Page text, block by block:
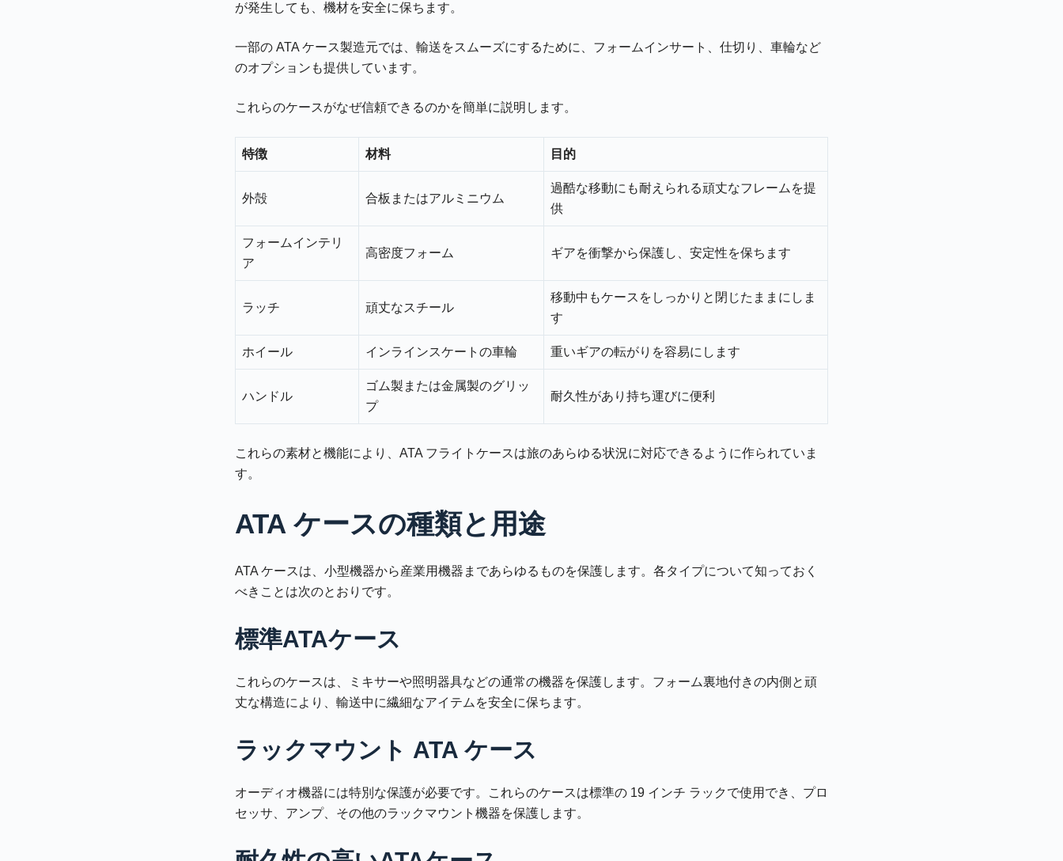
が発生しても、機材を安全に保ちます。
一部の ATA ケース製造元では、輸送をスムーズにするために、フォームインサート、仕切り、車輪など
のオプションも提供しています。
これらのケースがなぜ信頼できるのかを簡単に説明します。
特徴 材料 目的
外殻 合板またはアルミニウム
過酷な移動にも耐えられる頑丈なフレームを提
供
フォームインテリ
ア
高密度フォーム ギアを衝撃から保護し、安定性を保ちます
ラッチ 頑丈なスチール
移動中もケースをしっかりと閉じたままにしま
す
ホイール インラインスケートの車輪 重いギアの転がりを容易にします
ハンドル
ゴム製または金属製のグリッ
プ
耐久性があり持ち運びに便利
これらの素材と機能により、ATA フライトケースは旅のあらゆる状況に対応できるように作られていま
す。
ATA ケースの種類と用途
ATA ケースは、小型機器から産業用機器まであらゆるものを保護します。各タイプについて知っておく
べきことは次のとおりです。
標準ATAケース
これらのケースは、ミキサーや照明器具などの通常の機器を保護します。フォーム裏地付きの内側と頑
丈な構造により、輸送中に繊細なアイテムを安全に保ちます。
ラックマウント ATA ケース
オーディオ機器には特別な保護が必要です。これらのケースは標準の 19 インチ ラックで使用でき、プロ
セッサ、アンプ、その他のラックマウント機器を保護します。